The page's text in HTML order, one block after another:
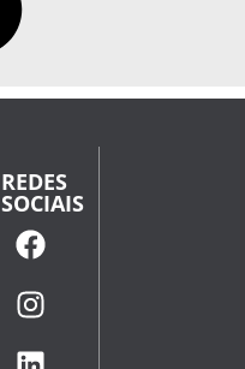
REDES
SOCIAIS